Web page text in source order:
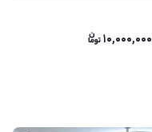
۱۰,۰۰۰,۰۰۰